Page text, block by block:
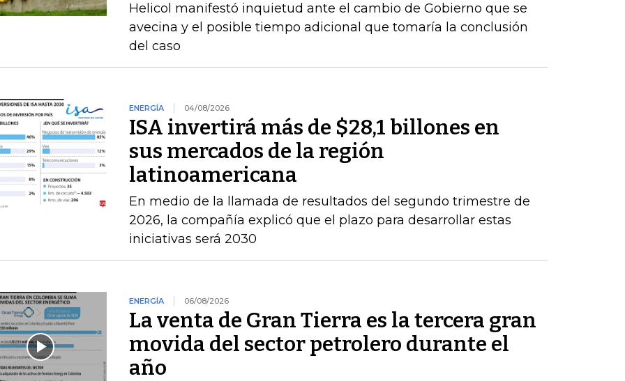
Helicol manifestó inquietud ante el cambio de Gobierno que se
avecina y el posible tiempo adicional que tomaría la conclusión
del caso
ENERGÍA 04/08/2026
ISA invertirá más de $28,1 billones en
sus mercados de la región
latinoamericana
En medio de la llamada de resultados del segundo trimestre de
2026, la compañía explicó que el plazo para desarrollar estas
iniciativas será 2030
ENERGÍA 06/08/2026
La venta de Gran Tierra es la tercera gran
movida del sector petrolero durante el
año